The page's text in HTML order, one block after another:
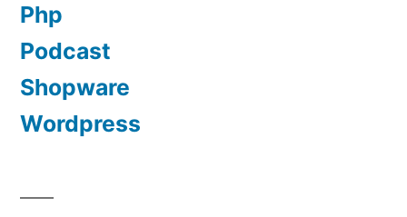
Php
Podcast
Shopware
Wordpress